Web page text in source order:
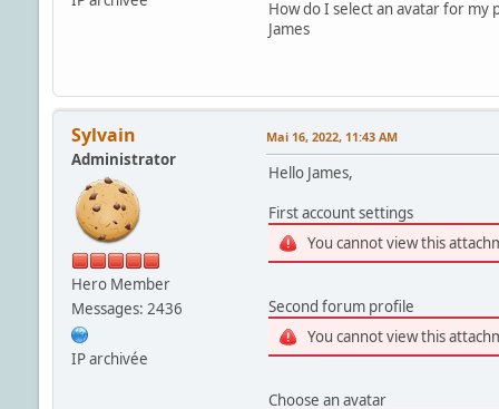
How do I select an avatar for my
James
Sylvain
Administrator
Hero Member
Messages: 2436
IP archivée
Mai 16, 2022, 11:43 AM
Hello James,
First account settings
You cannot view this
Second forum profile
You cannot view this
Choose an avatar